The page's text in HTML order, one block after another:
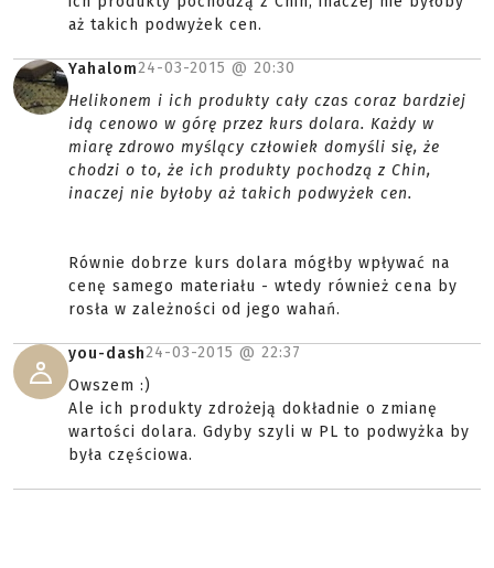
aż takich podwyżek cen.
Yahalom24-03-2015 @ 20:30
Helikonem i ich produkty cały czas coraz bardziej
idą cenowo w górę przez kurs dolara. Każdy w
miarę zdrowo myślący człowiek domyśli się, że
chodzi o to, że ich produkty pochodzą z Chin,
inaczej nie byłoby aż takich podwyżek cen.
Równie dobrze kurs dolara mógłby wpływać na
cenę samego materiału - wtedy również cena by
rosła w zależności od jego wahań.
you-dash24-03-2015 @ 22:37
Owszem :)
Ale ich produkty zdrożeją dokładnie o zmianę
wartości dolara. Gdyby szyli w PL to podwyżka by
była częściowa.